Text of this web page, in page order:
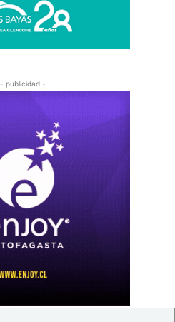
- publicidad -